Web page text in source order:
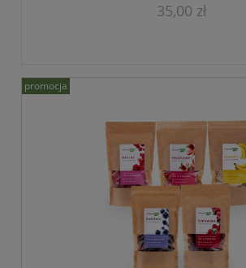
35,00 zł
promocja